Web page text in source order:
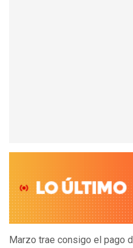
Marzo trae consigo el pago